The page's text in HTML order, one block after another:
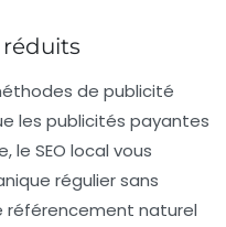
de publicité
les publicités payantes
SEO local vous
régulier sans
référencement naturel